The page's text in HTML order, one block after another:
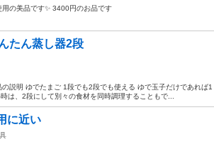
の美品です✨️ 3400円のお品です
たん蒸し器2段
説明 ゆでたまご 1段でも2段でも使える ゆで玉子だけであれば1
は、2段にして別々の食材を同時調理することもで...
に近い